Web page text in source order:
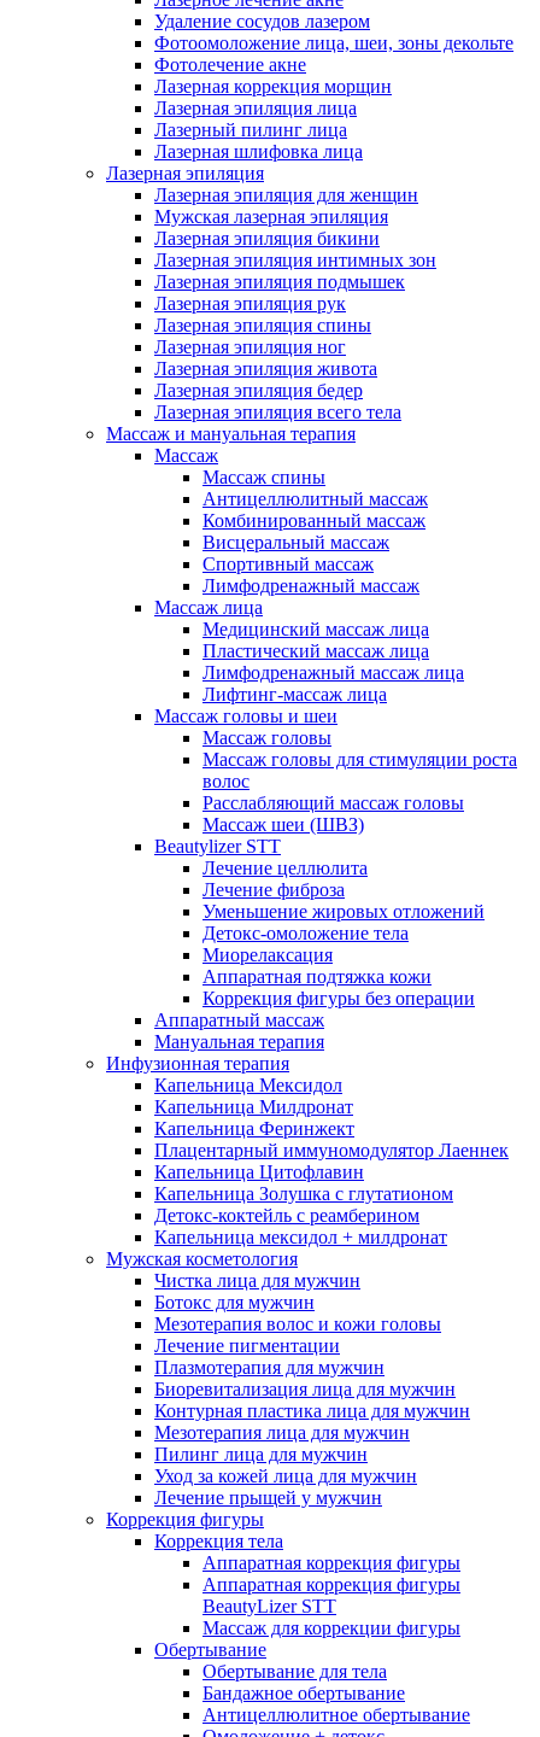
Удаление сосудов лазером
Фотоомоложение лица, шеи, зоны декольте
Фотолечение акне
Лазерная коррекция морщин
Лазерная эпиляция лица
Лазерный пилинг лица
Лазерная шлифовка лица
Лазерная эпиляция
Лазерная эпиляция для женщин
Мужская лазерная эпиляция
Лазерная эпиляция бикини
Лазерная эпиляция интимных зон
Лазерная эпиляция подмышек
Лазерная эпиляция рук
Лазерная эпиляция спины
Лазерная эпиляция ног
Лазерная эпиляция живота
Лазерная эпиляция бедер
Лазерная эпиляция всего тела
Массаж и мануальная терапия
Массаж
Массаж спины
Антицеллюлитный массаж
Комбинированный массаж
Висцеральный массаж
Спортивный массаж
Лимфодренажный массаж
Массаж лица
Медицинский массаж лица
Пластический массаж лица
Лимфодренажный массаж лица
Лифтинг-массаж лица
Массаж головы и шеи
Массаж головы
Массаж головы для стимуляции роста
волос
Расслабляющий массаж головы
Массаж шеи (ШВЗ)
Beautylizer STT
Лечение целлюлита
Лечение фиброза
Уменьшение жировых отложений
Детокс-омоложение тела
Миорелаксация
Аппаратная подтяжка кожи
Коррекция фигуры без операции
Аппаратный массаж
Мануальная терапия
Инфузионная терапия
Капельница Мексидол
Капельница Милдронат
Капельница Феринжект
Плацентарный иммуномодулятор Лаеннек
Капельница Цитофлавин
Капельница Золушка с глутатионом
Детокс-коктейль с реамберином
Капельница мексидол + милдронат
Мужская косметология
Чистка лица для мужчин
Ботокс для мужчин
Мезотерапия волос и кожи головы
Лечение пигментации
Плазмотерапия для мужчин
Биоревитализация лица для мужчин
Контурная пластика лица для мужчин
Мезотерапия лица для мужчин
Пилинг лица для мужчин
Уход за кожей лица для мужчин
Лечение прыщей у мужчин
Коррекция фигуры
Коррекция тела
Аппаратная коррекция фигуры
Аппаратная коррекция фигуры
BeautyLizer STT
Массаж для коррекции фигуры
Обертывание
Обертывание для тела
Бандажное обертывание
Антицеллюлитное обертывание